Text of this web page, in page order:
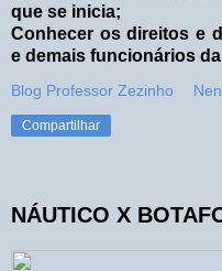
que se inicia;
Conhecer os direitos e
e demais funcionários
Blog Professor Zezinho
Compartilhar
NÁUTICO X